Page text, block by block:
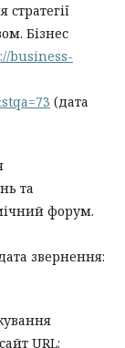
Бізнес
business-
(дата
та
форум.
звернення:
URL: